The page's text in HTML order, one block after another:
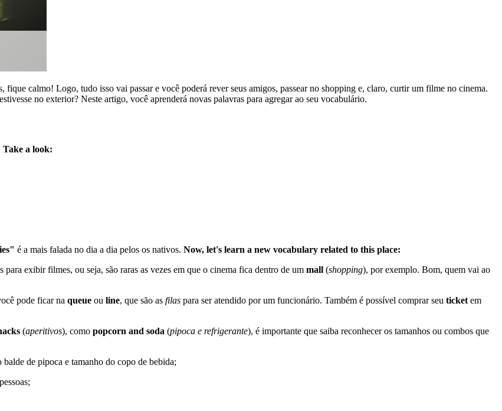
fique calmo! Logo, tudo isso vai passar e você poderá rever seus amigos, passear no shopping e, claro, curtir um filme no cinema.
no exterior? Neste artigo, você aprenderá novas palavras para agregar ao seu vocabulário.
Take a look:
é a mais falada no dia a dia pelos os nativos. Now, let's learn a new vocabulary related to this place:
para exibir filmes, ou seja, são raras as vezes em que o cinema fica dentro de um mall (shopping), por exemplo. Bom, quem vai ao
pode ficar na queue ou line, que são as filas para ser atendido por um funcionário. Também é possível comprar seu ticket em
(aperitivos), como popcorn and soda (pipoca e refrigerante), é importante que saiba reconhecer os tamanhos ou combos que
de pipoca e tamanho do copo de bebida;